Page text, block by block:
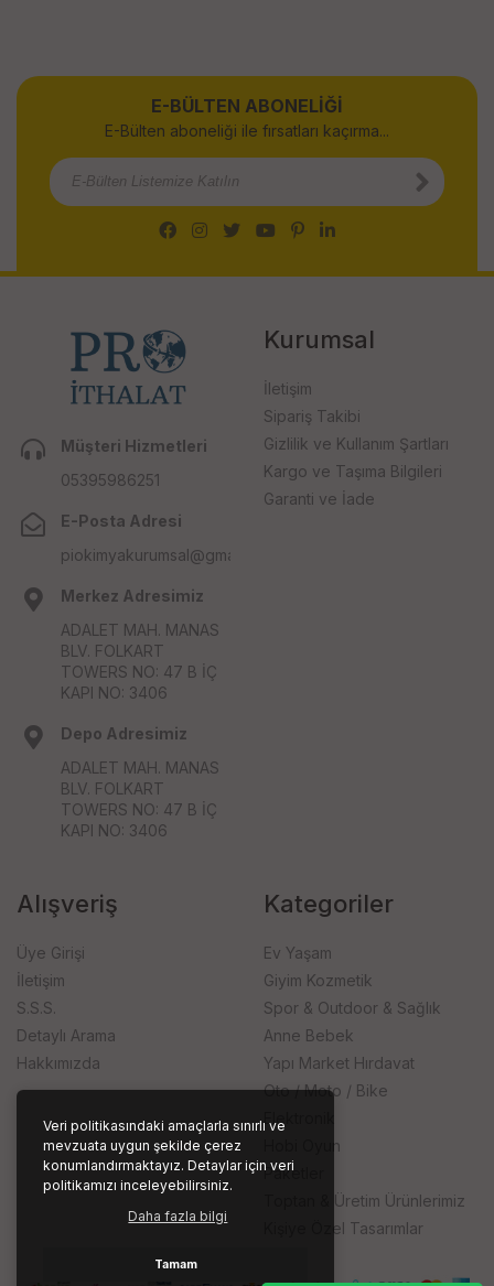
Veri politikasındaki amaçlarla sınırlı ve
mevzuata uygun şekilde çerez
konumlandırmaktayız. Detaylar için veri
politikamızı inceleyebilirsiniz.
Daha fazla bilgi
Tamam
E-BÜLTEN ABONELİĞİ
E-Bülten aboneliği ile fırsatları kaçırma...
Müşteri Hizmetleri
05395986251
E-Posta Adresi
piokimyakurumsal@gmail.com
Merkez Adresimiz
ADALET MAH. MANAS
BLV. FOLKART
TOWERS NO: 47 B İÇ
KAPI NO: 3406
Depo Adresimiz
ADALET MAH. MANAS
BLV. FOLKART
TOWERS NO: 47 B İÇ
KAPI NO: 3406
Kurumsal
İletişim
Sipariş Takibi
Gizlilik ve Kullanım Şartları
Kargo ve Taşıma Bilgileri
Garanti ve İade
Alışveriş
Üye Girişi
İletişim
S.S.S.
Detaylı Arama
Hakkımızda
Kategoriler
Ev Yaşam
Giyim Kozmetik
Spor & Outdoor & Sağlık
Anne Bebek
Yapı Market Hırdavat
Oto / Moto / Bike
Hobi Oyun
Paketler
Toptan & Üretim Ürünlerimiz
Kişiye Özel Tasarımlar